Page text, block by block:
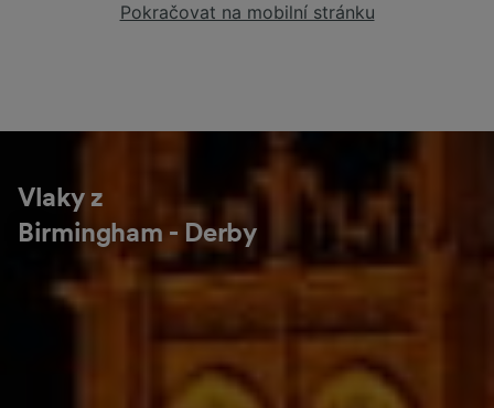
Pokračovat na mobilní stránku
Vlaky z
Birmingham - Derby